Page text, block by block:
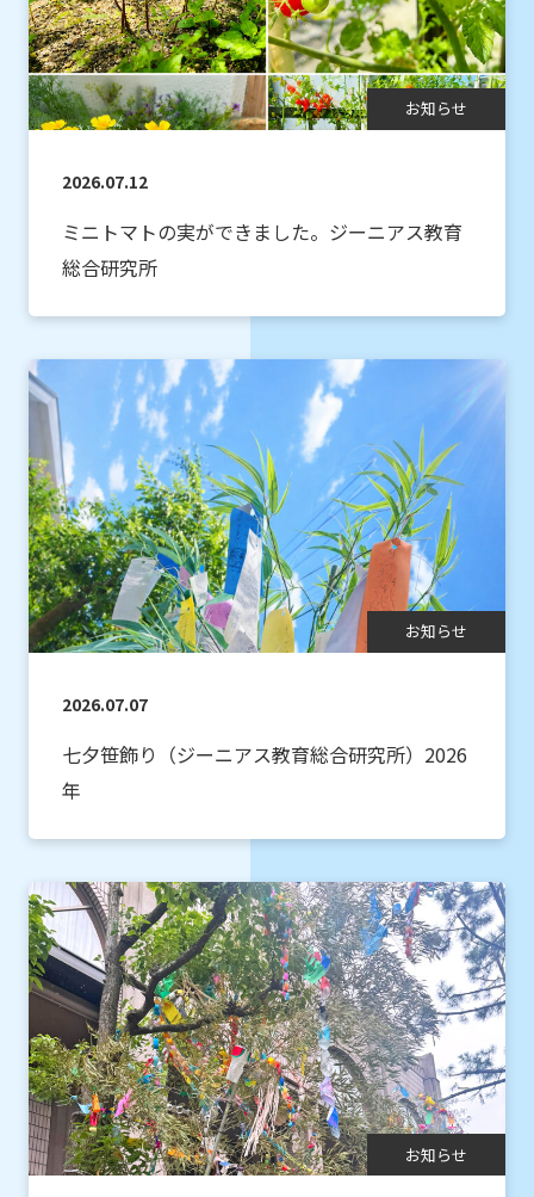
お知らせ
2026.07.12
ミニトマトの実ができました。ジーニアス教育
総合研究所
お知らせ
2026.07.07
七夕笹飾り（ジーニアス教育総合研究所）2026
年
お知らせ